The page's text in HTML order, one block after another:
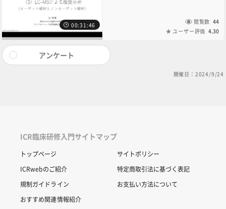
00:31:46
れの特徴と用途について実例を挙げながら紹
介します。共同研究や外部委託でリピドミク
スを行う研究者には、ぜひ知っておいていた
問い合わせは、6NC共通教育講座中央事務局
（6nc-educ.jimu@jh.ncgm.go.jp）までご
閲覧数 44
ユーザー評価 4.30
アンケート
開催日：2024/9/24
ICR臨床研修入門サイトマップ
トップページ
ICRwebのご紹介
規制ガイドライン
おすすめ関連情報紹介
サイトポリシー
特定商取引法に基づく表記
お支払い方法について